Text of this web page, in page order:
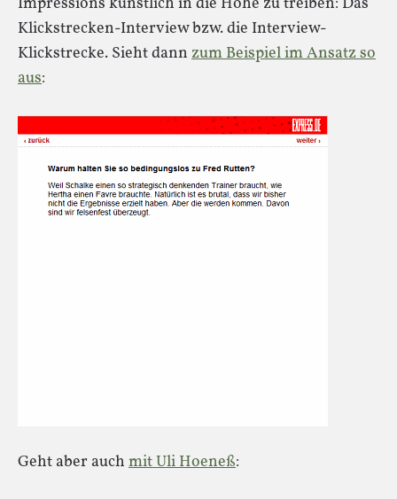
Klickstrecken-Interview bzw. die Interview-
Klickstrecke. Sieht dann zum Beispiel im Ansatz so
aus:
Geht aber auch mit Uli Hoeneß: